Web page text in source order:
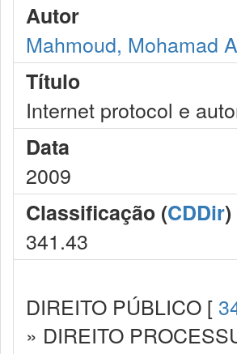
Autor
Mahmoud, Mohamad
Título
Internet protocol e
Data
2009
Classificação (CDDir)
341.43
DIREITO PÚBLICO [
» DIREITO